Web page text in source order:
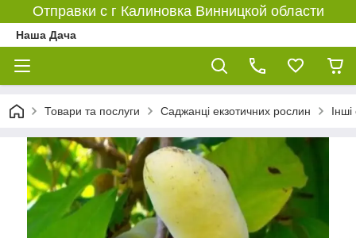
Отправки с г Калиновка Винницкой области
Наша Дача
Товари та послуги Саджанці екзотичних рослин Інші